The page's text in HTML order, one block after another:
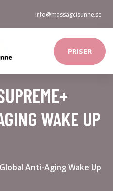
info@massageisunne.se
PRISER
WAKE UP
Anti-Aging Wake Up